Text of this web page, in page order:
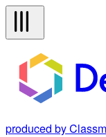
produced by